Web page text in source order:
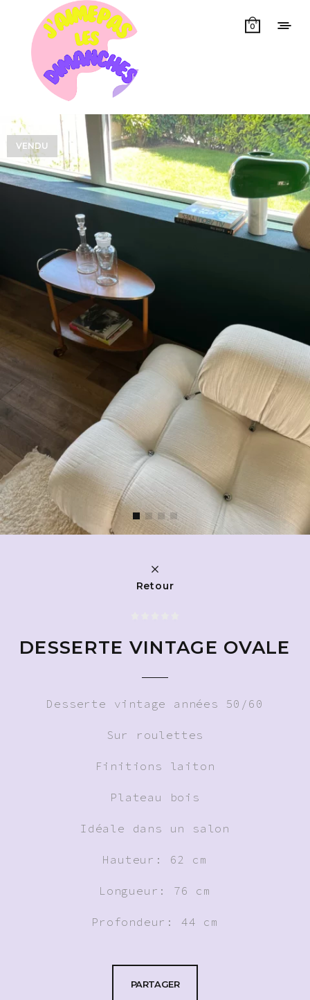
0
VENDU
Retour
DESSERTE VINTAGE OVALE
Desserte vintage années 50/60
Sur roulettes
Finitions laiton
Plateau bois
Idéale dans un salon
Hauteur: 62 cm
Longueur: 76 cm
Profondeur: 44 cm
PARTAGER